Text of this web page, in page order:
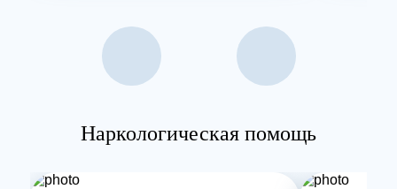
Наркологическая помощь